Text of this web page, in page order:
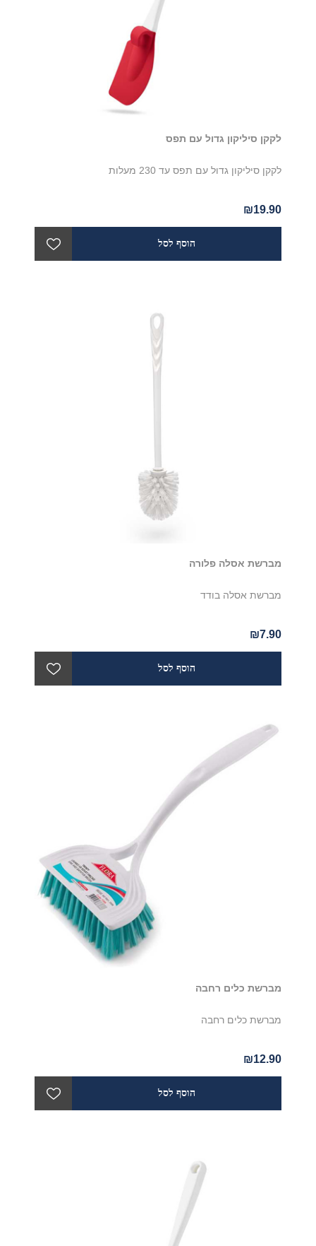
לקקן סיליקון גדול עם תפס
לקקן סיליקון גדול עם תפס עד 230 מעלות
₪19.90
מברשת אסלה פלורה
מברשת אסלה בודד
₪7.90
מברשת כלים רחבה
מברשת כלים רחבה
₪12.90